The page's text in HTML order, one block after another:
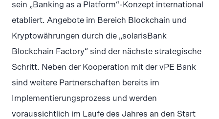
sein „Banking as a Platform“-Konzept international
etabliert. Angebote im Bereich Blockchain und
Kryptowährungen durch die „solarisBank
Blockchain Factory“ sind der nächste strategische
Schritt. Neben der Kooperation mit der vPE Bank
sind weitere Partnerschaften bereits im
Implementierungsprozess und werden
voraussichtlich im Laufe des Jahres an den Start